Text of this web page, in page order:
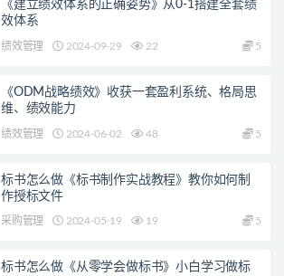
《建立绩效体系的正确姿势》从0-1搭建全套绩
效体系
绩效管理 2024-09-29 22 5
《ODM战略绩效》收获一套盈利系统、格局思
维、绩效能力
绩效管理 2024-06-02 48 5
标书怎么做《标书制作实战教程》教你如何制
作授标文件
采购管理 2024-05-19 19 5
标书怎么做《从零学会做标书》小白学习做标